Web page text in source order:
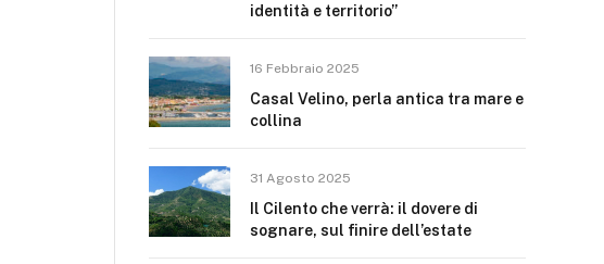
identità e territorio”
16 Febbraio 2025
Casal Velino, perla antica tra mare e
collina
31 Agosto 2025
Il Cilento che verrà: il dovere di
sognare, sul finire dell’estate